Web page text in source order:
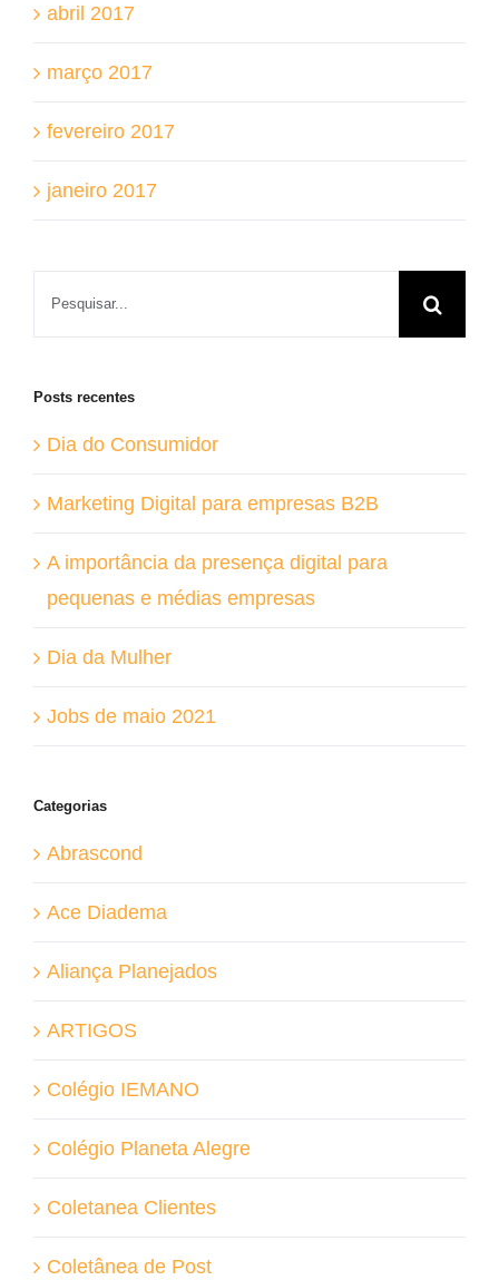
abril 2017
março 2017
fevereiro 2017
janeiro 2017
Posts recentes
Dia do Consumidor
Marketing Digital para empresas B2B
A importância da presença digital para
pequenas e médias empresas
Dia da Mulher
Jobs de maio 2021
Categorias
Abrascond
Ace Diadema
Aliança Planejados
ARTIGOS
Colégio IEMANO
Colégio Planeta Alegre
Coletanea Clientes
Coletânea de Post